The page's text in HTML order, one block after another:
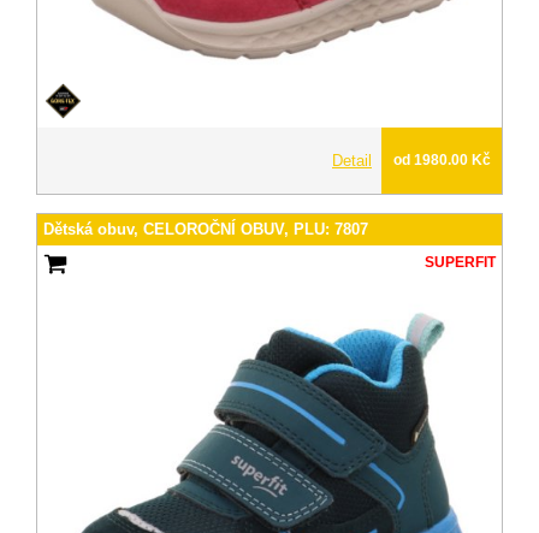
Detail od 1980.00 Kč
Dětská obuv, CELOROČNÍ OBUV, PLU: 7807
SUPERFIT